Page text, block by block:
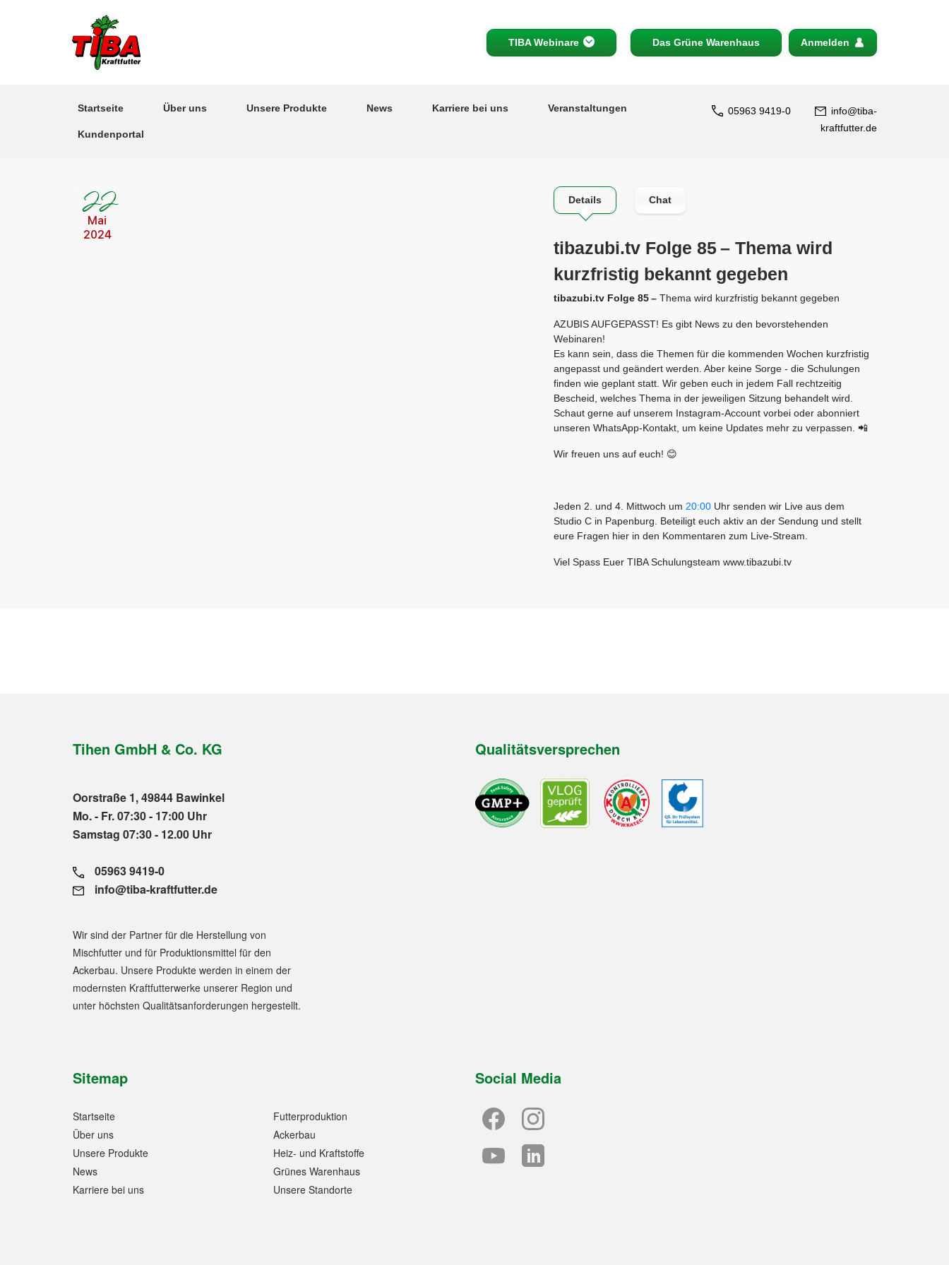
Header
TIBA Webinare Das Grüne Warenhaus Anmelden
Hauptnavigation
Startseite Über uns Unsere Produkte News Karriere bei uns Veranstaltungen
Kundenportal
05963 9419-0
info@tiba-
kraftfutter.de
22
Mai
2024
Details Chat
tibazubi.tv Folge 85 – Thema wird
kurzfristig bekannt gegeben
tibazubi.tv Folge 85 – Thema wird kurzfristig bekannt gegeben
AZUBIS AUFGEPASST! Es gibt News zu den bevorstehenden
Webinaren!
Es kann sein, dass die Themen für die kommenden Wochen kurzfristig
angepasst und geändert werden. Aber keine Sorge - die Schulungen
finden wie geplant statt. Wir geben euch in jedem Fall rechtzeitig
Bescheid, welches Thema in der jeweiligen Sitzung behandelt wird.
Schaut gerne auf unserem Instagram-Account vorbei oder abonniert
unseren WhatsApp-Kontakt, um keine Updates mehr zu verpassen. 📲
Wir freuen uns auf euch! 😊
Jeden 2. und 4. Mittwoch um 20:00Uhr senden wir Live aus dem
Studio C in Papenburg. Beteiligt euch aktiv an der Sendung und stellt
eure Fragen hier in den Kommentaren zum Live-Stream.
Viel Spass Euer TIBA Schulungsteam www.tibazubi.tv
Tihen GmbH & Co. KG
Oorstraße 1, 49844 Bawinkel
Mo. - Fr. 07:30 - 17:00 Uhr
Samstag 07:30 - 12.00 Uhr
05963 9419-0
info@tiba-kraftfutter.de
Wir sind der Partner für die Herstellung von
Mischfutter und für Produktionsmittel für den
Ackerbau. Unsere Produkte werden in einem der
modernsten Kraftfutterwerke unserer Region und
unter höchsten Qualitätsanforderungen hergestellt.
Qualitätsversprechen
Sitemap
Startseite
Über uns
Unsere Produkte
News
Karriere bei uns
Futterproduktion
Ackerbau
Heiz- und Kraftstoffe
Grünes Warenhaus
Unsere Standorte
Social Media